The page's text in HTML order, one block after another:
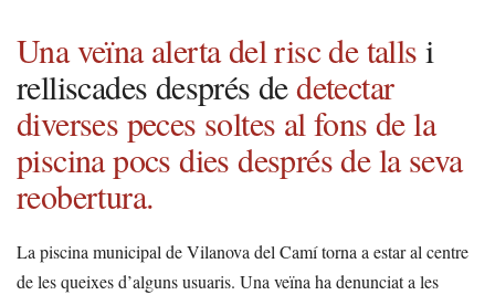
Una veïna alerta del risc de talls i
relliscades després dedetectar
diverses peces soltes al fons de la
piscinapocs dies després de la seva
reobertura.
La piscina municipal de Vilanova del Camí torna a estar al centre
de les queixes d’alguns usuaris. Una veïna ha denunciat a les